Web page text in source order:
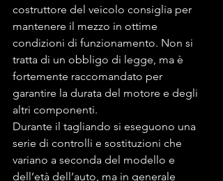
costruttore del veicolo consiglia per
mantenere il mezzo in ottime
condizioni di funzionamento. Non si
tratta di un obbligo di legge, ma è
fortemente raccomandato per
garantire la durata del motore e degli
altri componenti.
Durante il tagliando si eseguono una
serie di controlli e sostituzioni che
variano a seconda del modello e
dell’età dell’auto, ma in generale